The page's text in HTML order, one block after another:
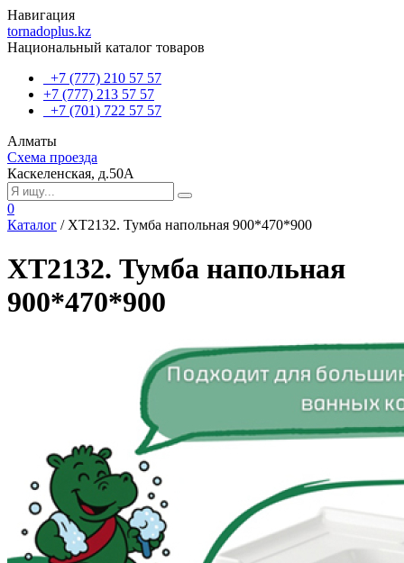
Навигация
tornadoplus.kz
Национальный каталог товаров
+7 (777) 210 57 57
+7 (777) 213 57 57
+7 (701) 722 57 57
Алматы
Схема проезда
Каскеленская, д.50А
0
Каталог / ХТ2132. Тумба напольная 900*470*900
ХТ2132. Тумба напольная
900*470*900